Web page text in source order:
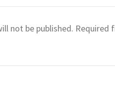
not be published. Required